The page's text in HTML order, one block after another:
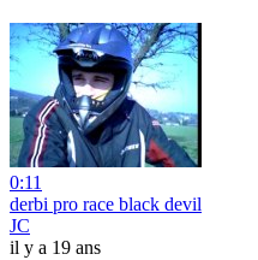
0:11
derbi pro race black devil
JC
il y a 19 ans